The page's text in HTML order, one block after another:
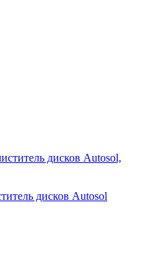
дисков Autosol